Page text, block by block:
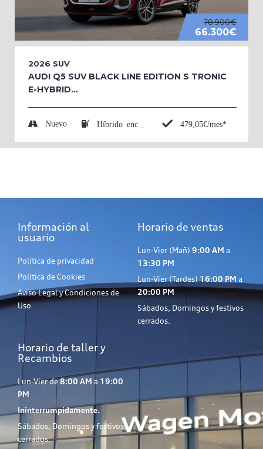
78.900€
66.300€
2026 SUV
AUDI Q5 SUV BLACK LINE EDITION S TRONIC
E-HYBRID...
Nuevo 479,05€/mes*
Información al
usuario
Política de privacidad
Política de Cookies
Aviso Legal y Condiciones de
Uso
Horario de ventas
Lun-Vier (Mañ) 9:00 AM a
13:30 PM
Lun-Vier (Tardes)16:00 PM a
20:00 PM
Sábados, Domingos y festivos
cerrados.
Horario de taller y
Recambios
Lun-Vier de8:00 AM a 19:00
PM
Ininterrumpidamente.
Sábados, Domingos y festivos
cerrados.